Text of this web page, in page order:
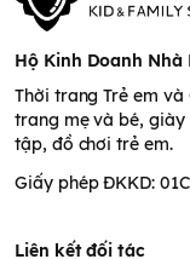
Hộ Kinh Doanh Nhà
Thời trang Trẻ em
trang mẹ và bé, giày
tập, đồ chơi trẻ em.
Giấy phép ĐKKD:
Liên kết đối tác